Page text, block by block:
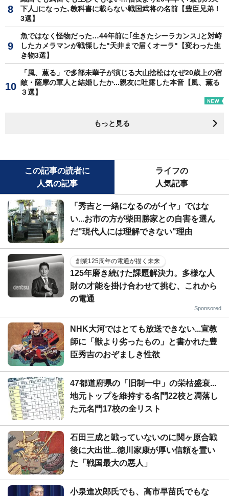
下人｣になった､教科書に載らない戦国武将の名前【豊臣兄弟！
3選】
魚ではなく怪物だった…44年前に｢生きたシーラカンス｣と対峙
したカメラマンが戦慄した"天井まで届くオーラ"【変わった生
き物3選】
「風、薫る」で多部未華子が演じる大山捨松はなぜ20歳上の宿
敵・薩摩の軍人と結婚したか...親友に吐露した本音【風、薫る
３選】
もっと見る
この記事の読者に
人気の記事
ライフの
人気記事
「秀吉と一緒になるのがイヤ」ではな
い...お市の方が柴田勝家との自害を選ん
だ"現代人には理解できない"理由
創業125周年の電通が描く未来
125年磨き続けた課題解決力。多様な人
財の才能を掛け合わせて挑む、これから
の電通
Sponsored
NHK大河ではとても放送できない...宣教
師に「獣より劣ったもの」と書かれた豊
臣秀吉のおぞましき性欲
47都道府県の「旧制一中」の栄枯盛衰...
地元トップを維持する名門22校と凋落し
た元名門17校の全リスト
石田三成と戦っていないのに関ヶ原合戦
後に大出世...徳川家康が厚い信頼を置い
た「戦国最大の悪人」
小泉進次郎氏でも、高市早苗氏でもな